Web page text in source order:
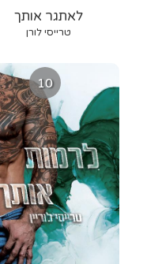
לאתגר אותך
טרייסי לורן
10